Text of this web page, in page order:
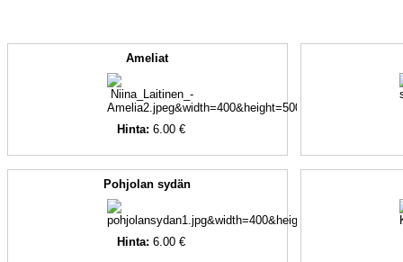
Ameliat
Hinta: 6.00 €
Pohjolan sydän
Hinta: 6.00 €